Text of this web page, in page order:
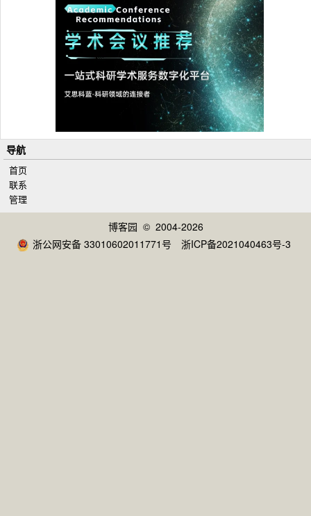
导航
首页
联系
管理
博客园 © 2004-2026
浙公网安备 33010602011771号
浙ICP备2021040463号-3